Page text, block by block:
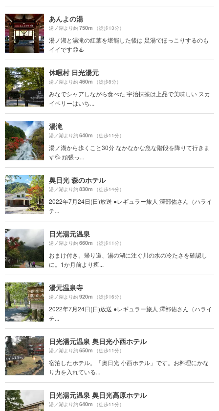
あんよの湯
湯ノ湖より約750m （徒歩13分）
湯ノ湖と湯滝の紅葉を堪能した後は 足湯でほっこりするのも
イイです😊♨️
休暇村 日光湯元
湯ノ湖より約460m （徒歩8分）
みなでシャアしながら食べた 宇治抹茶は上品で美味しい スカ
イベリーはいち...
湯滝
湯ノ湖より約640m （徒歩11分）
湯ノ湖から歩くこと30分 なかなかな急な階段を降りて行きま
す💦 頑張っ...
奥日光 森のホテル
湯ノ湖より約830m （徒歩14分）
2022年7月24日(日)放送 ●レギュラー旅人 澤部佑さん（ハライ
チ...
日光湯元温泉
湯ノ湖より約660m （徒歩11分）
おまけ付き。帰り道、湯の湖に注ぐ川の水の冷たさを確認し
に。1か月前より痺...
湯元温泉寺
湯ノ湖より約920m （徒歩16分）
2022年7月24日(日)放送 ●レギュラー旅人 澤部佑さん（ハライ
チ...
日光湯元温泉 奥日光小西ホテル
湯ノ湖より約650m （徒歩11分）
宿泊したホテル。「奥日光 小西ホテル」です。お料理にかな
り力を入れている...
日光湯元温泉 奥日光高原ホテル
湯ノ湖より約640m （徒歩11分）